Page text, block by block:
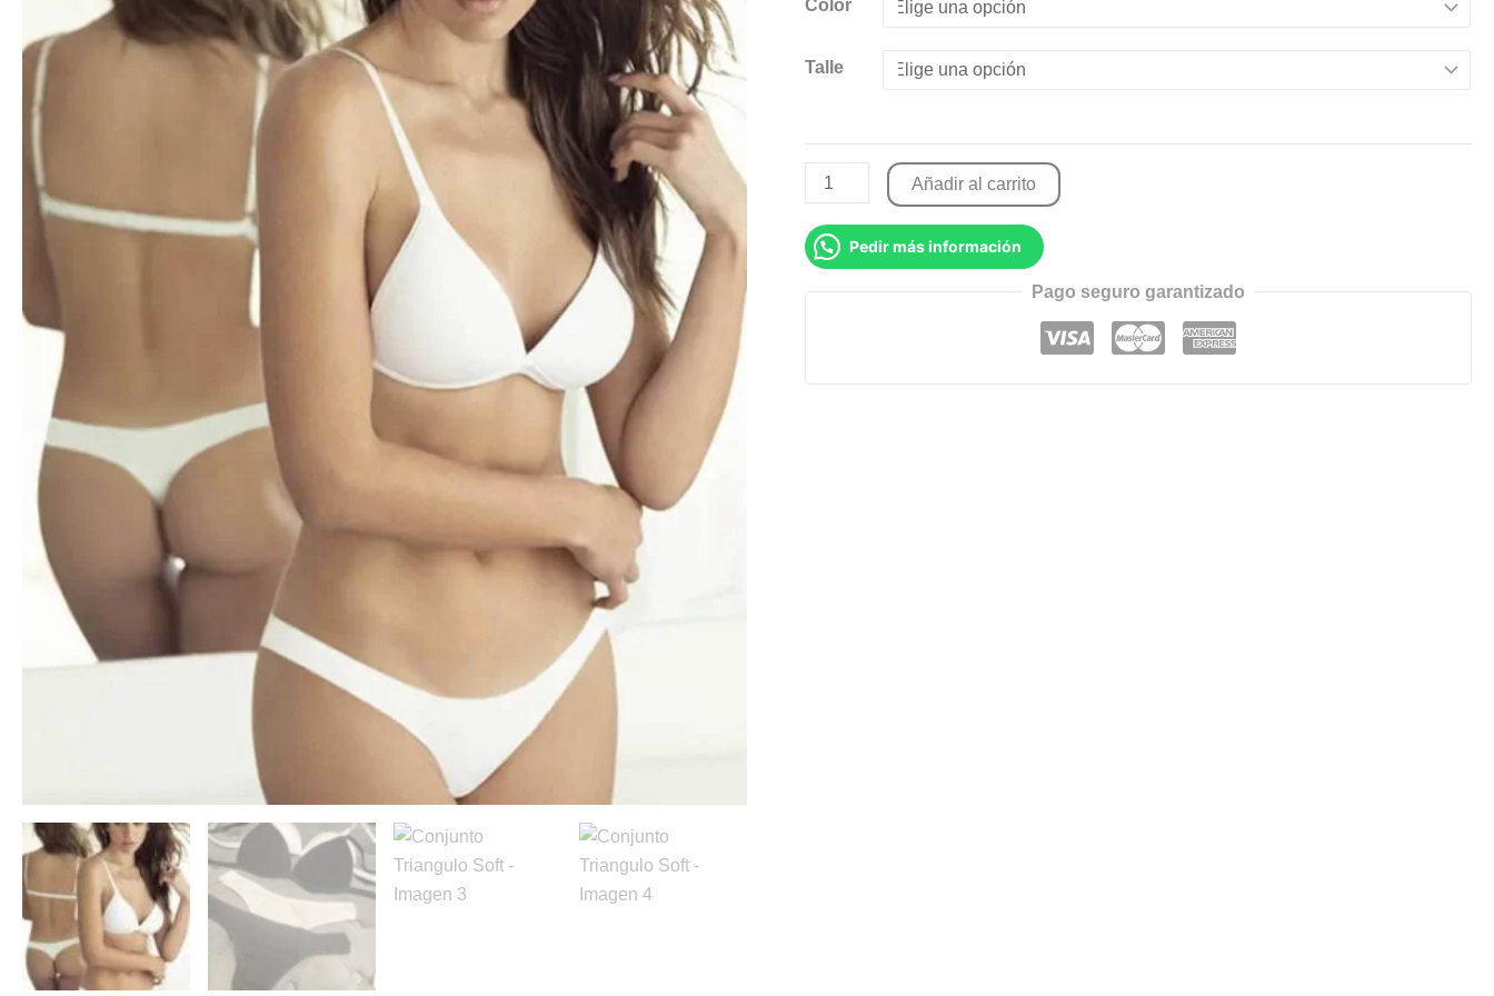
Color
Talle
Añadir al carrito
Pedir más información
Pago seguro garantizado